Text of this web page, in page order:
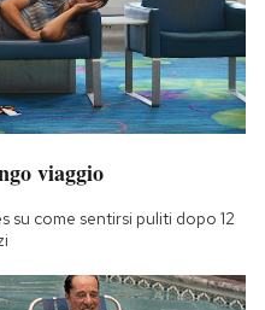
viaggio
su come sentirsi puliti dopo 12